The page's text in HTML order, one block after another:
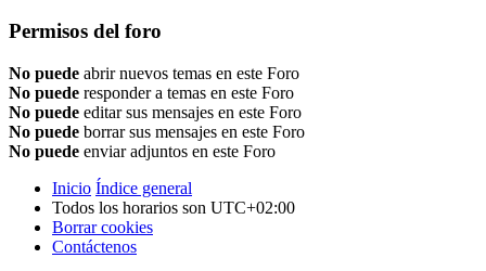
Permisos del foro
No puede abrir nuevos temas en este Foro
No puede responder a temas en este Foro
No puede editar sus mensajes en este Foro
No puede borrar sus mensajes en este Foro
No puede enviar adjuntos en este Foro
Inicio Índice general
Todos los horarios son UTC+02:00
Borrar cookies
Contáctenos